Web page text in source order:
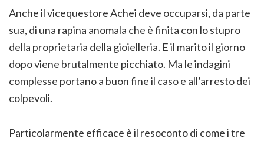
Anche il vicequestore Achei deve occuparsi, da parte
sua, di una rapina anomala che è finita con lo stupro
della proprietaria della gioielleria. E il marito il giorno
dopo viene brutalmente picchiato. Ma le indagini
complesse portano a buon fine il caso e all’arresto dei
colpevoli.
Particolarmente efficace è il resoconto di come i tre